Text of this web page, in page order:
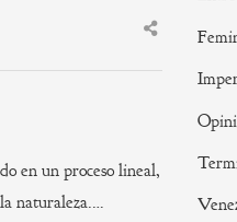
Share
en un proceso lineal,
naturaleza.…